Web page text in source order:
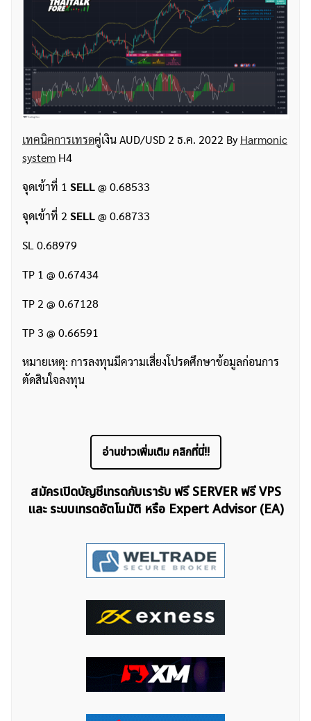
เทคนิคการเทรดคู่เงิน AUD/USD 2 ธ.ค. 2022 By Harmonic
system H4
จุดเข้าที่ 1 SELL@ 0.68533
จุดเข้าที่ 2 SELL@ 0.68733
SL 0.68979
TP 1 @ 0.67434
TP 2 @ 0.67128
TP 3 @ 0.66591
หมายเหตุ: การลงทุนมีความเสี่ยงโปรดศึกษาข้อมูลก่อนการ
ตัดสินใจลงทุน
อ่านข่าวเพิ่มเติม คลิกที่นี่!!
สมัครเปิดบัญชีเทรดกับเรารับ ฟรี SERVER ฟรี VPS
และ ระบบเทรดอัตโนมัติ หรือ Expert Advisor (EA)